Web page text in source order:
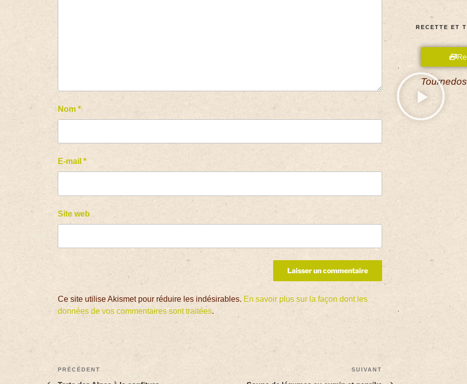
Nom*
E-mail*
Site web
Ce site utilise Akismet pour réduire les indésirables. En savoir plus sur la façon dont les
données de vos commentaires sont traitées.
PRÉCÉDENT SUIVANT
RECETTE ET